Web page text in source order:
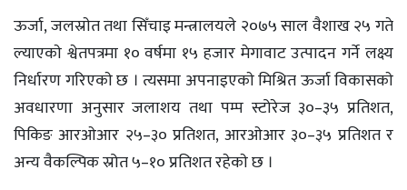
ऊर्जा, जलस्राेत तथा सिँचाइ मन्त्रालयले २०७५ साल वैशाख २५ गते
ल्याएकाे श्वेतपत्रमा १० वर्षमा १५ हजार मेगावाट उत्पादन गर्ने लक्ष्य
निर्धारण गरिएकाे छ । त्यसमा अपनाइएकाे मिश्रित ऊर्जा विकासकाे
अवधारणा अनुसार जलाशय तथा पम्प स्टोरेज ३०–३५ प्रतिशत,
पिकिङ आरओआर २५–३० प्रतिशत, आरओआर ३०–३५ प्रतिशत र
अन्य वैकल्पिक स्रोत ५–१० प्रतिशत रहेकाे छ ।